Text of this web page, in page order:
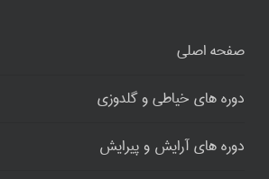
صفحه اصلی
دوره های خیاطی و گلدوزی
دوره های آرایش و پیرایش